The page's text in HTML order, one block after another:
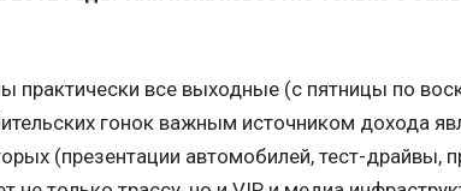
практически все выходные (с пятницы по
гонок важным источником дохода
(презентации автомобилей, тест-драйвы,